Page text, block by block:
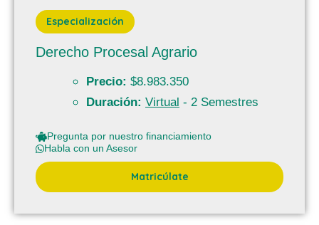
Especialización
Derecho Procesal Agrario
Precio: $8.983.350
Duración: Virtual - 2 Semestres
Pregunta por nuestro financiamiento
Habla con un Asesor
Matricúlate